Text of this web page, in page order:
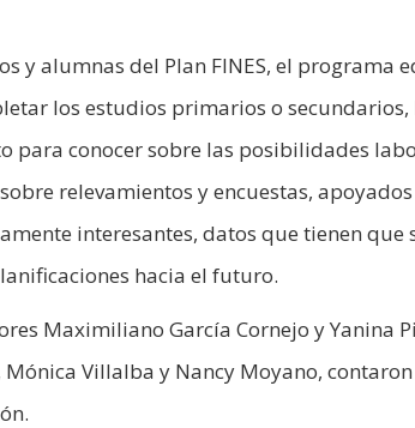
y alumnas del Plan FINES, el programa
los estudios primarios o
para conocer sobre las posibilidades
relevamientos y encuestas,
interesantes, datos que tienen
hacia el futuro.
Maximiliano García Cornejo y Yanina
Mónica Villalba y Nancy Moyano,